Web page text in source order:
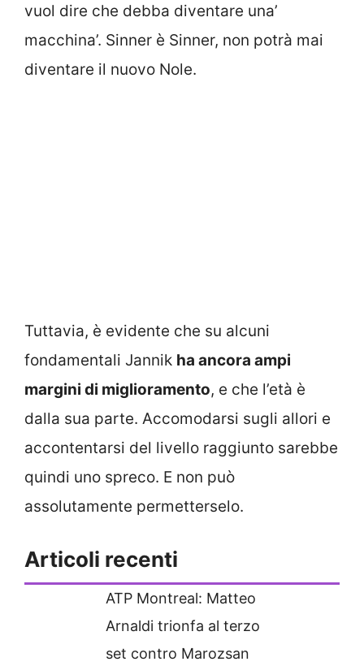
vuol dire che debba diventare una’
macchina’. Sinner è Sinner, non potrà mai
diventare il nuovo Nole.
Tuttavia, è evidente che su alcuni
fondamentali Jannik ha ancora ampi
margini di miglioramento, e che l’età è
dalla sua parte. Accomodarsi sugli allori e
accontentarsi del livello raggiunto sarebbe
quindi uno spreco. E non può
assolutamente permetterselo.
Articoli recenti
ATP Montreal: Matteo
Arnaldi trionfa al terzo
set contro Marozsan